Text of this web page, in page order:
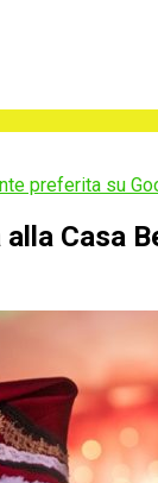
preferita su
Casa